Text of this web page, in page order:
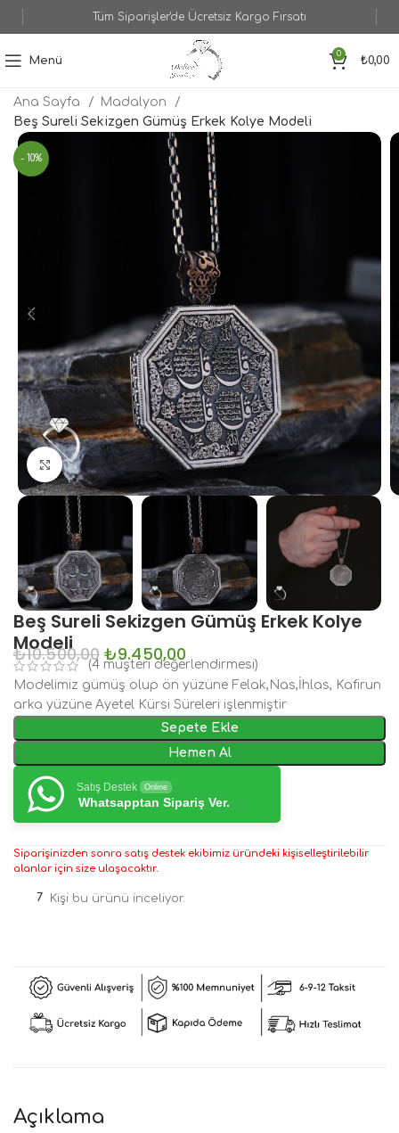
Tüm Siparişler'de Ücretsiz Kargo Fırsatı
Menü
0
₺0,00
Ana Sayfa
Madalyon
Beş Sureli Sekizgen Gümüş Erkek Kolye Modeli
- 10%
Büyütmek için tıklayın
Beş Sureli Sekizgen Gümüş Erkek Kolye
Modeli
₺10.500,00 ₺9.450,00
(4 müşteri değerlendirmesi)
Modelimiz gümüş olup ön yüzüne Felak,Nas,İhlas, Kafirun
arka yüzüne Ayetel Kürsi Süreleri işlenmiştir
Sepete Ekle
Hemen Al
Satış Destek Online
Whatsapptan Sipariş Ver.
Siparişinizden sonra satış destek ekibimiz üründeki kişiselleştirilebilir
alanlar için size ulaşacaktır.
7 Kişi bu ürünü inceliyor.
Açıklama